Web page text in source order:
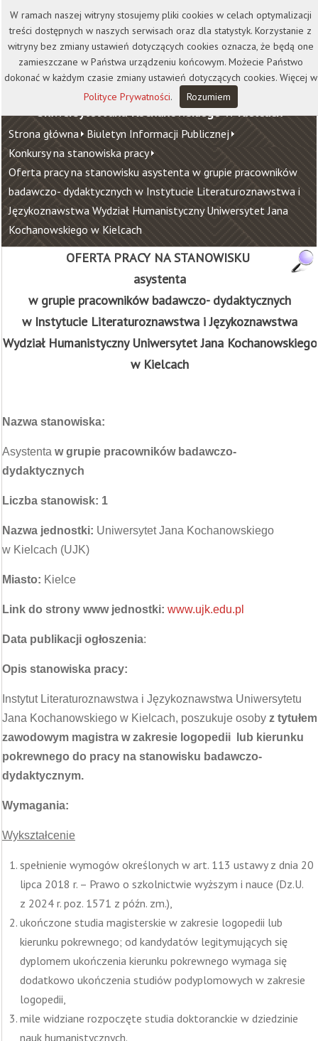
Kontakt Biblioteka
Wydawnictwo
Wirtualna Uczelnia
Uniwersytet Jana Kochanowskiego w Kielcach
Strona główna Biuletyn Informacji Publicznej
Konkursy na stanowiska pracy
Oferta pracy na stanowisku asystenta w grupie pracowników
badawczo- dydaktycznych w Instytucie Literaturoznawstwa i
Językoznawstwa Wydział Humanistyczny Uniwersytet Jana
Kochanowskiego w Kielcach
OFERTA PRACY NA STANOWISKU
asystenta
w grupie pracowników badawczo- dydaktycznych
w Instytucie Literaturoznawstwa i Językoznawstwa
Wydział Humanistyczny Uniwersytet Jana Kochanowskiego
w Kielcach
Nazwa stanowiska:
Asystenta w grupie pracowników badawczo-
dydaktycznych
Liczba stanowisk: 1
Nazwa jednostki: Uniwersytet Jana Kochanowskiego
w Kielcach (UJK)
Miasto: Kielce
Link do strony www jednostki: www.ujk.edu.pl
Data publikacji ogłoszenia:
Opis stanowiska pracy:
Instytut Literaturoznawstwa i Językoznawstwa Uniwersytetu
Jana Kochanowskiego w Kielcach, poszukuje osoby z tytułem
zawodowym magistra w zakresie logopedii lub kierunku
pokrewnego do pracy na stanowisku badawczo-
dydaktycznym.
Wymagania:
Wykształcenie
spełnienie wymogów określonych w art. 113 ustawy z dnia 20
lipca 2018 r. – Prawo o szkolnictwie wyższym i nauce (Dz.U.
z 2024 r. poz. 1571 z późn. zm.),
ukończone studia magisterskie w zakresie logopedii lub
kierunku pokrewnego; od kandydatów legitymujących się
dyplomem ukończenia kierunku pokrewnego wymaga się
dodatkowo ukończenia studiów podyplomowych w zakresie
logopedii,
mile widziane rozpoczęte studia doktoranckie w dziedzinie
nauk humanistycznych.
W ramach naszej witryny stosujemy pliki cookies w celach optymalizacji
treści dostępnych w naszych serwisach oraz dla statystyk. Korzystanie z
witryny bez zmiany ustawień dotyczących cookies oznacza, że będą one
zamieszczane w Państwa urządzeniu końcowym. Możecie Państwo
dokonać w każdym czasie zmiany ustawień dotyczących cookies. Więcej w
Polityce Prywatności. Rozumiem